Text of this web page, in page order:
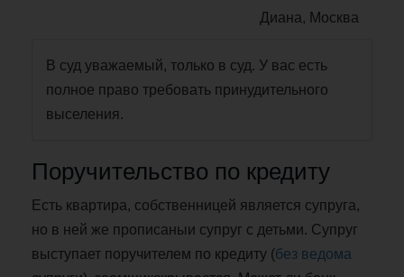
Диана, Москва
В суд уважаемый, только в суд. У вас есть
полное право требовать принудительного
выселения.
Поручительство по кредиту
Есть квартира, собственницей является супруга,
но в ней же прописаныи супруг с детьми. Супруг
выступает поручителем по кредиту (без ведома